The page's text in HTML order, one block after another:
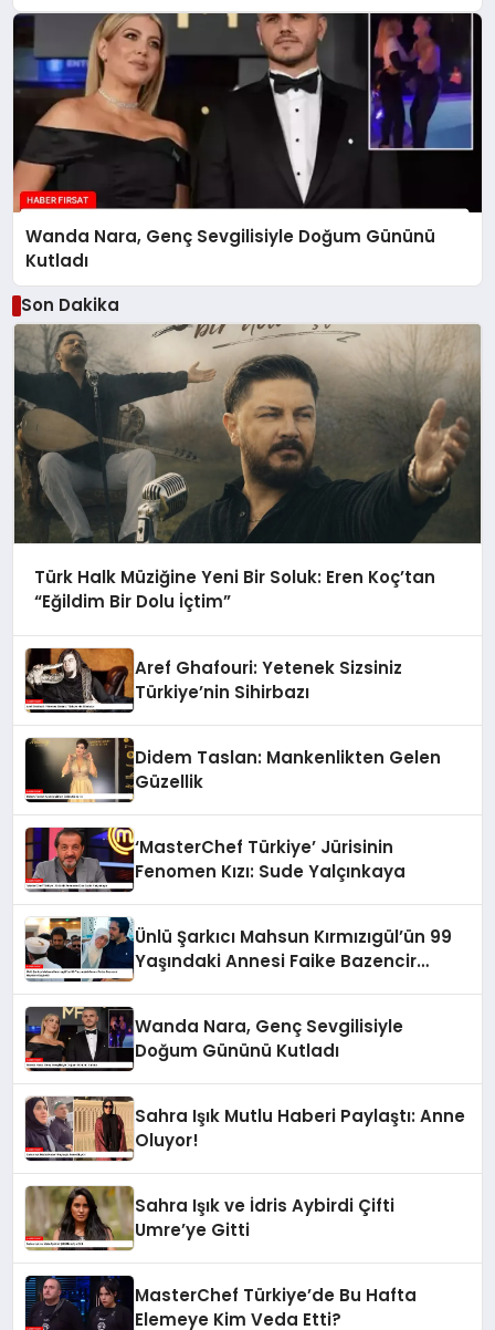
Wanda Nara, Genç Sevgilisiyle Doğum Gününü
Kutladı
Son Dakika
Türk Halk Müziğine Yeni Bir Soluk: Eren Koç’tan
“Eğildim Bir Dolu İçtim”
Aref Ghafouri: Yetenek Sizsiniz
Türkiye’nin Sihirbazı
Didem Taslan: Mankenlikten Gelen
Güzellik
‘MasterChef Türkiye’ Jürisinin
Fenomen Kızı: Sude Yalçınkaya
Ünlü Şarkıcı Mahsun Kırmızıgül’ün 99
Yaşındaki Annesi Faike Bazencir
Wanda Nara, Genç Sevgilisiyle
Doğum Gününü Kutladı
Sahra Işık Mutlu Haberi Paylaştı: Anne
Oluyor!
Sahra Işık ve İdris Aybirdi Çifti
Umre’ye Gitti
MasterChef Türkiye’de Bu Hafta
Elemeye Kim Veda Etti?